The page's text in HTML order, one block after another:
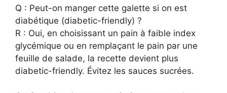
Q : Peut-on manger cette galette si on est
diabétique (diabetic-friendly) ?
R : Oui, en choisissant un pain à faible index
glycémique ou en remplaçant le pain par une
feuille de salade, la recette devient plus
diabetic-friendly. Évitez les sauces sucrées.